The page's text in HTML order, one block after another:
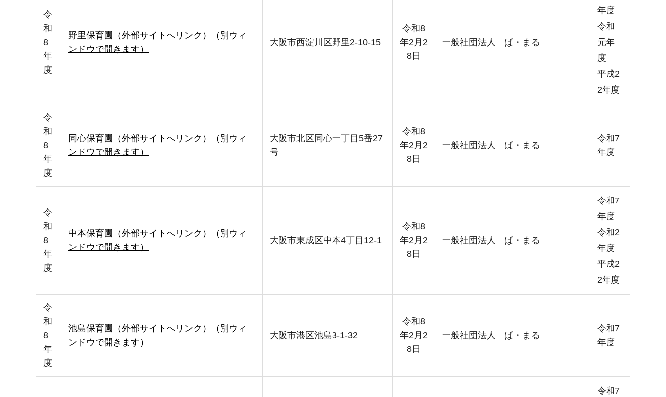
令
和
8
年
度
野里保育園（外部サイトへリンク）（別ウィ
ンドウで開きます）
大阪市西淀川区野里2-10-15
令和8
年2月2
8日
一般社団法人 ぱ・まる
年度
令和
元年
度
平成2
2年度
令
和
8
年
度
同心保育園（外部サイトへリンク）（別ウィ
ンドウで開きます）
大阪市北区同心一丁目5番27
号
令和8
年2月2
8日
一般社団法人 ぱ・まる
令和7
年度
令
和
8
年
度
中本保育園（外部サイトへリンク）（別ウィ
ンドウで開きます）
大阪市東成区中本4丁目12-1
令和8
年2月2
8日
一般社団法人 ぱ・まる
令和7
年度
令和2
年度
平成2
2年度
令
和
8
年
度
池島保育園（外部サイトへリンク）（別ウィ
ンドウで開きます）
大阪市港区池島3-1-32
令和8
年2月2
8日
一般社団法人 ぱ・まる
令和7
年度
令和7